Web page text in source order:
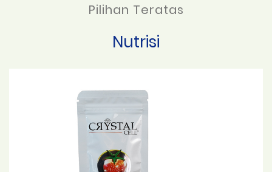
Pilihan Teratas
Nutrisi